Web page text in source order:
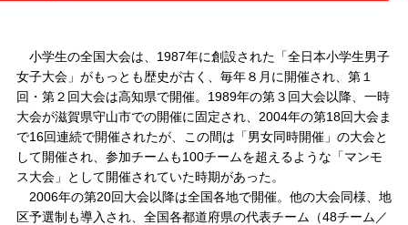
小学生の全国大会は、1987年に創設された「全日本小学生男子
女子大会」がもっとも歴史が古く、毎年８月に開催され、第１
回・第２回大会は高知県で開催。1989年の第３回大会以降、一時
大会が滋賀県守山市での開催に固定され、2004年の第18回大会ま
で16回連続で開催されたが、この間は「男女同時開催」の大会と
して開催され、参加チームも100チームを超えるような「マンモ
ス大会」として開催されていた時期があった。
2006年の第20回大会以降は全国各地で開催。他の大会同様、地
区予選制も導入され、全国各都道府県の代表チーム（48チーム／